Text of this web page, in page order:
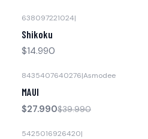
638097221024|
Shikoku
$14.990
8435407640276|Asmodee
MAUI
$27.990$39.990
5425016926420|